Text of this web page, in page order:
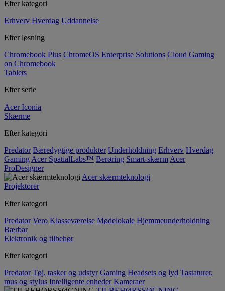
Efter kategori
Erhverv Hverdag Uddannelse
Efter løsning
Chromebook Plus ChromeOS Enterprise Solutions Cloud Gaming
on Chromebook
Tablets
Efter serie
Acer Iconia
Skærme
Efter kategori
Predator Bæredygtige produkter Underholdning Erhverv Hverdag
Gaming Acer SpatialLabs™ Berøring Smart-skærm Acer
ProDesigner
Acer skærmteknologi
Projektorer
Efter kategori
Predator Vero Klasseværelse Mødelokale Hjemmeunderholdning
Bærbar
Elektronik og tilbehør
Efter kategori
Predator Tøj, tasker og udstyr Gaming Headsets og lyd Tastaturer,
mus og stylus Intelligente enheder Kameraer